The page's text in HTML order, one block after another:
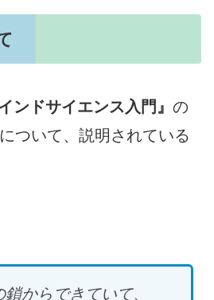
ンドサイエンス入門』 の
について、説明されている
からできていて、